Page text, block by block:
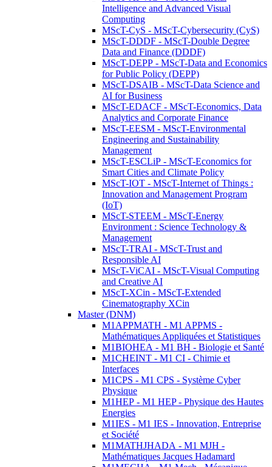
Intelligence and Advanced Visual
Computing
MScT-CyS - MScT-Cybersecurity (CyS)
MScT-DDDF - MScT-Double Degree
Data and Finance (DDDF)
MScT-DEPP - MScT-Data and Economics
for Public Policy (DEPP)
MScT-DSAIB - MScT-Data Science and
AI for Business
MScT-EDACF - MScT-Economics, Data
Analytics and Corporate Finance
MScT-EESM - MScT-Environmental
Engineering and Sustainability
Management
MScT-ESCLiP - MScT-Economics for
Smart Cities and Climate Policy
MScT-IOT - MScT-Internet of Things :
Innovation and Management Program
(IoT)
MScT-STEEM - MScT-Energy
Environment : Science Technology &
Management
MScT-TRAI - MScT-Trust and
Responsible AI
MScT-ViCAI - MScT-Visual Computing
and Creative AI
MScT-XCin - MScT-Extended
Cinematography XCin
Master (DNM)
M1APPMATH - M1 APPMS -
Mathématiques Appliquées et Statistiques
M1BIOHEA - M1 BH - Biologie et Santé
M1CHEINT - M1 CI - Chimie et
Interfaces
M1CPS - M1 CPS - Système Cyber
Physique
M1HEP - M1 HEP - Physique des Hautes
Energies
M1IES - M1 IES - Innovation, Entreprise
et Société
M1MATHJHADA - M1 MJH -
Mathématiques Jacques Hadamard